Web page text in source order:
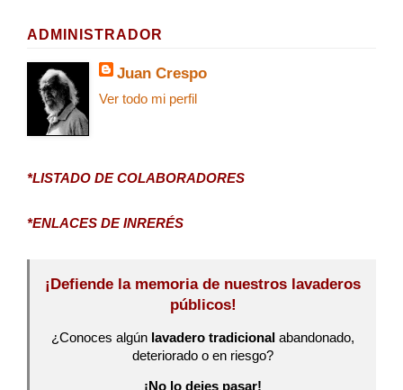
ADMINISTRADOR
Juan Crespo
Ver todo mi perfil
*LISTADO DE COLABORADORES
*ENLACES DE INRERÉS
¡Defiende la memoria de nuestros lavaderos
públicos!
¿Conoces algún lavadero tradicional abandonado,
deteriorado o en riesgo?
¡No lo dejes pasar!